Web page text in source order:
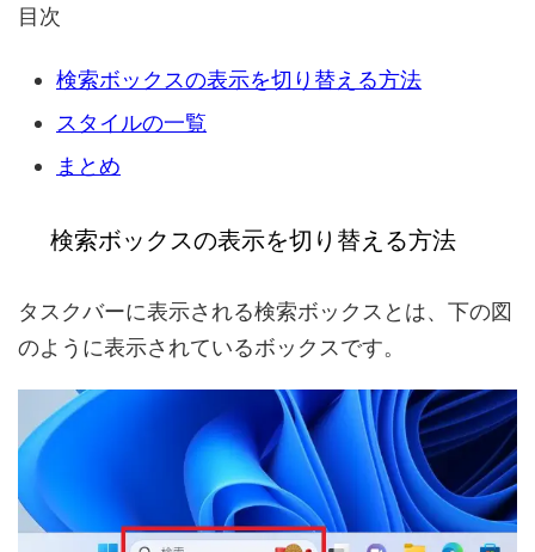
目次
検索ボックスの表示を切り替える方法
スタイルの一覧
まとめ
検索ボックスの表示を切り替える方法
タスクバーに表示される検索ボックスとは、下の図
のように表示されているボックスです。